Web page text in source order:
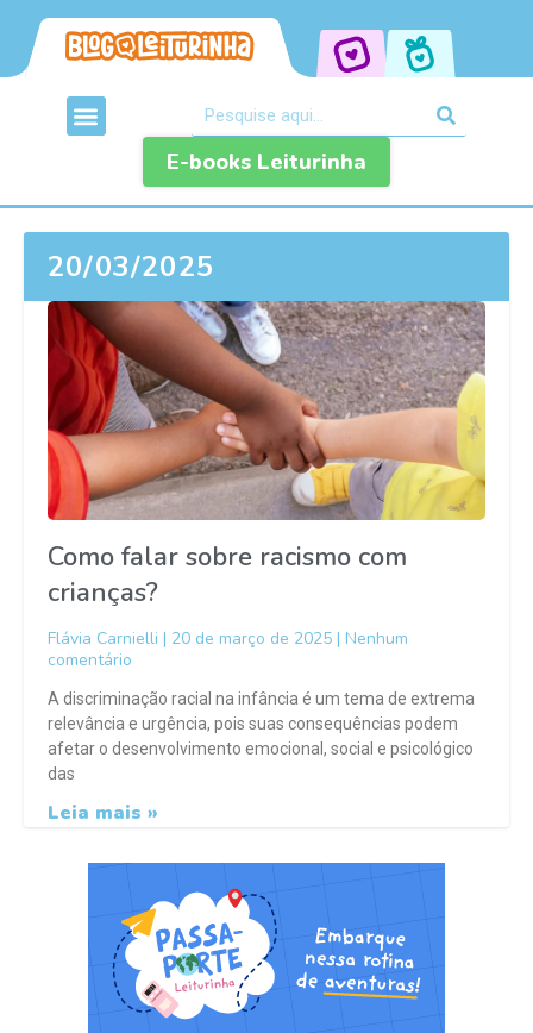
E-books Leiturinha
20/03/2025
Como falar sobre racismo com
crianças?
Flávia Carnielli 20 de março de 2025
Nenhum
comentário
A discriminação racial na infância é um tema de extrema
relevância e urgência, pois suas consequências podem
afetar o desenvolvimento emocional, social e psicológico
das
Leia mais »